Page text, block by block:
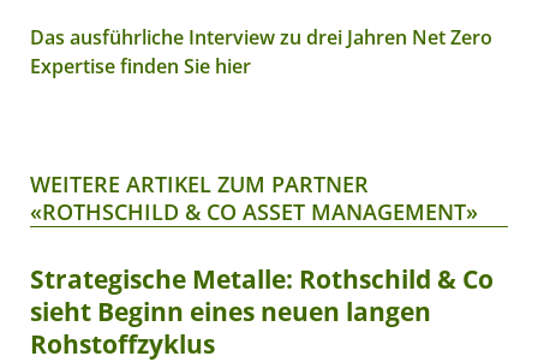
Das ausführliche Interview zu drei Jahren Net Zero
Expertise finden Sie hier
WEITERE ARTIKEL ZUM PARTNER
«ROTHSCHILD & CO ASSET MANAGEMENT»
Strategische Metalle: Rothschild & Co
sieht Beginn eines neuen langen
Rohstoffzyklus